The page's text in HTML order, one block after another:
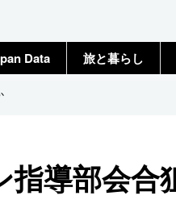
Data 旅と暮らし
導部会合